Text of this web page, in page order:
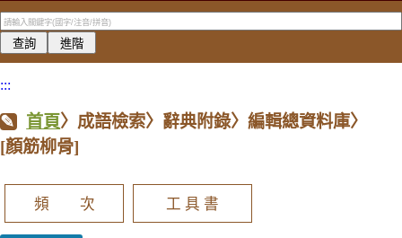
:::
首頁〉成語檢索〉辭典附錄〉編輯總資料庫〉
[顏筋柳骨]
頻 次 工 具 書